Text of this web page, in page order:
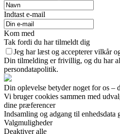
Indtast e-mail
Kom med
Tak fordi du har tilmeldt dig
Jeg har læst og accepterer vilkår
Din tilmelding er frivillig, og du har
persondatapolitik.
Din oplevelse betyder noget for os –
Vi bruger cookies sammen med
dine præferencer
Indsamling og adgang til
Valgmuligheder
Deaktiver alle